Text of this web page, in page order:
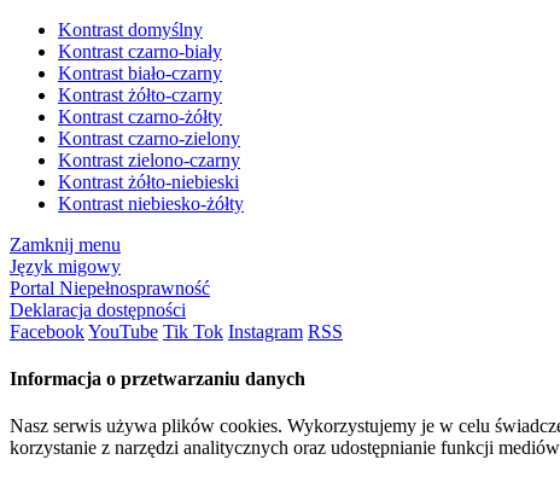
Kontrast domyślny
Kontrast czarno-biały
Kontrast biało-czarny
Kontrast żółto-czarny
Kontrast czarno-żółty
Kontrast czarno-zielony
Kontrast zielono-czarny
Kontrast żółto-niebieski
Kontrast niebiesko-żółty
Zamknij menu
Język migowy
Portal Niepełnosprawność
Deklaracja dostępności
FacebookYouTube Tik Tok Instagram RSS
Informacja o przetwarzaniu danych
Nasz serwis używa plików cookies. Wykorzystujemy je w celu
korzystanie z narzędzi analitycznych oraz udostępnianie funkcji